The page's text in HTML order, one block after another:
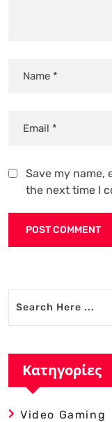
Save my name,
the next time I
Κατηγορίες
Video Gaming